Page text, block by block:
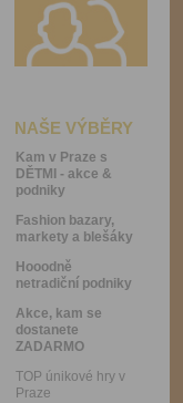
NAŠE VÝBĚRY
Kam v Praze s
DĚTMI - akce &
podniky
Fashion bazary,
markety a blešáky
Hooodně
netradiční podniky
Akce, kam se
dostanete
ZADARMO
TOP únikové hry v
Praze